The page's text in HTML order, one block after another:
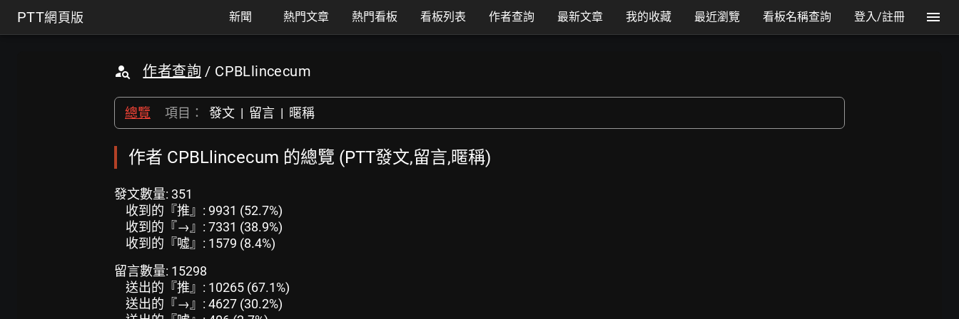
PTT網頁版 新聞 熱門文章 熱門看板 看板列表 作者查詢 最新文章 我的收藏 最近瀏覽 看板名稱查詢 登入/註冊
作者查詢 / CPBLlincecum
總覽 項目： 發文 | 留言 | 暱稱
作者 CPBLlincecum 的總覽 (PTT發文,留言,暱稱)
發文數量: 351
收到的『推』: 9931 (52.7%)
收到的『→』: 7331 (38.9%)
收到的『噓』: 1579 (8.4%)
留言數量: 15298
送出的『推』: 10265 (67.1%)
送出的『→』: 4627 (30.2%)